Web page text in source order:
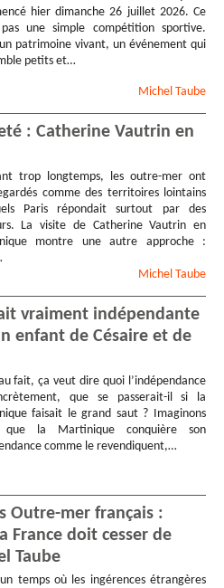
hier dimanche 26 juillet 2026. Ce
pas une simple compétition sportive.
un patrimoine vivant, un événement qui
petits et…
Michel Taube
: Catherine Vautrin en
trop longtemps, les outre-mer ont
comme des territoires lointains
Paris répondait surtout par des
La visite de Catherine Vautrin en
montre une autre approche :
Michel Taube
vraiment indépendante
enfant de Césaire et de
fait, ça veut dire quoi l’indépendance
que se passerait-il si la
faisait le grand saut ? Imaginons
que la Martinique conquière son
comme le revendiquent,…
Outre-mer français :
France doit cesser de
Taube
temps où les ingérences étrangères